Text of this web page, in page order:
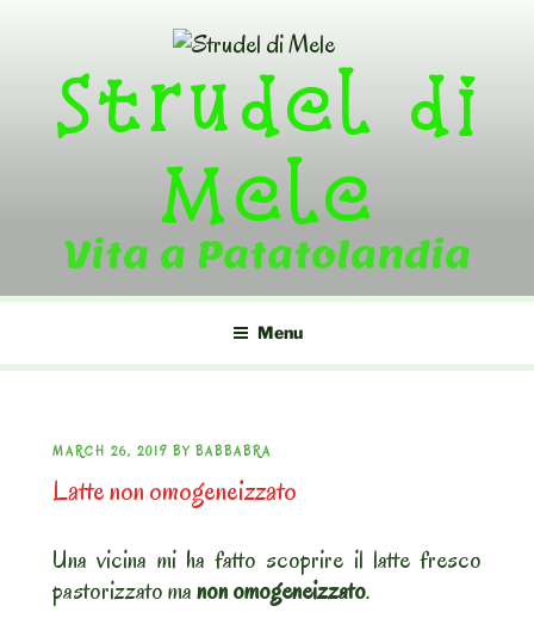
contentStrudel di
Mele
Vita a Patatolandia
Menu
POSTED
ON
MARCH 26, 2019 BY BABBABRA
Latte non omogeneizzato
Una vicina mi ha fatto scoprire il latte fresco
pastorizzato manon omogeneizzato.